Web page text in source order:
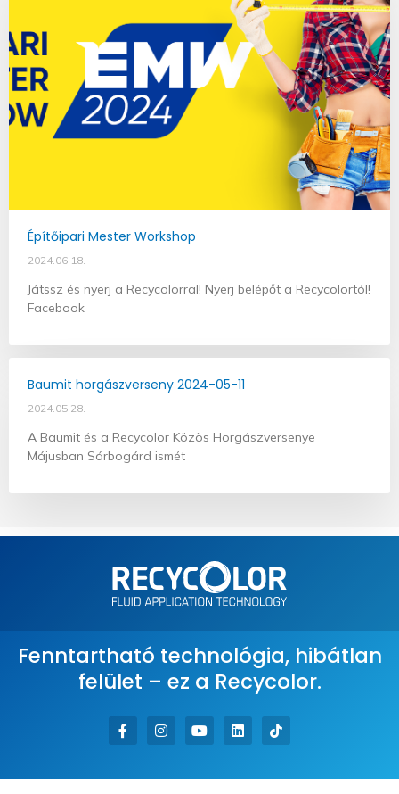
Építőipari Mester Workshop
2024.06.18.
Játssz és nyerj a Recycolorral! Nyerj belépőt a Recycolortól!
Facebook
Baumit horgászverseny 2024-05-11
2024.05.28.
A Baumit és a Recycolor Közös Horgászversenye
Májusban Sárbogárd ismét
Fenntartható technológia, hibátlan
felület – ez a Recycolor.